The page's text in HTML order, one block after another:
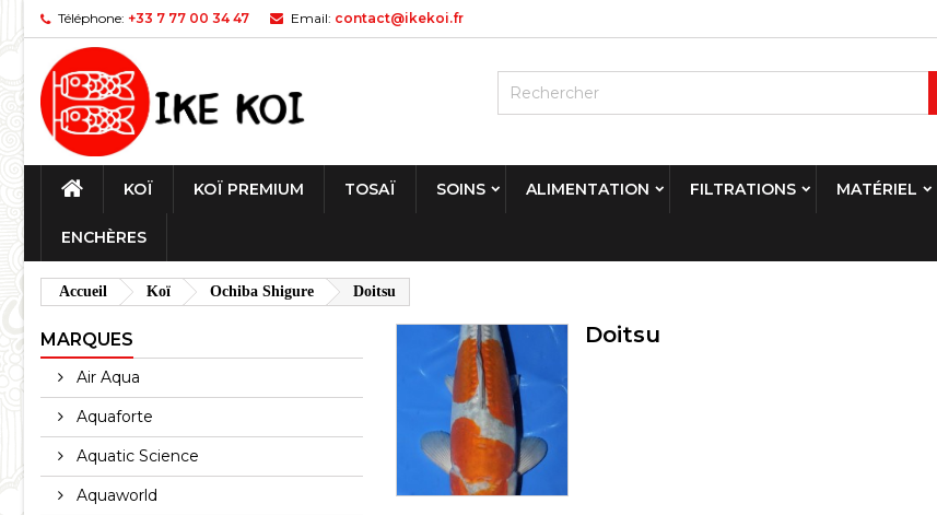
Téléphone: +33 7 77 00 34 47 Email: contact@ikekoi.fr
KOÏ KOÏ PREMIUM TOSAÏ SOINS ALIMENTATION FILTRATIONS MATÉRIEL
ENCHÈRES
Accueil Koï Ochiba Shigure Doitsu
MARQUES
Air Aqua
Aquaforte
Aquatic Science
Aquaworld
Doitsu